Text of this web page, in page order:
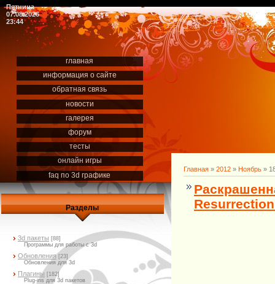
Пятница
07.08.2026
23:44
главная
информация о сайте
обратная связь
новости
галерея
форум
тесты
онлайн игры
faq по 3d графике
Разделы
3d пакеты [88]
Программы для работы с 3d
Обновления [23]
Обновления для 3d
Плагины [182]
Plug-ins для 3d пакетов
Главная » 2012 » Ноябрь »